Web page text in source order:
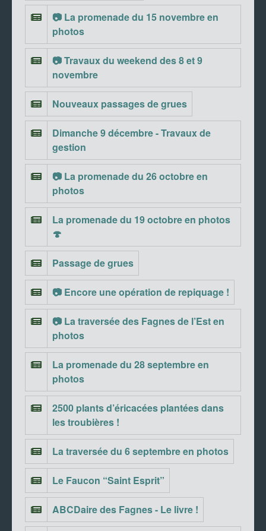
📷 La promenade du 15 novembre en
photos
📷 Travaux du weekend des 8 et 9
novembre
Nouveaux passages de grues
Dimanche 9 décembre - Travaux de
gestion
📷 La promenade du 26 octobre en
photos
La promenade du 19 octobre en photos
🍄
Passage de grues
📷 Encore une opération de repiquage !
📷 La traversée des Fagnes de l’Est en
photos
La promenade du 28 septembre en
photos
2500 plants d’éricacées plantées dans
les troubières !
La traversée du 6 septembre en photos
Le Faucon “Saint Esprit”
ABCDaire des Fagnes - Le livre !